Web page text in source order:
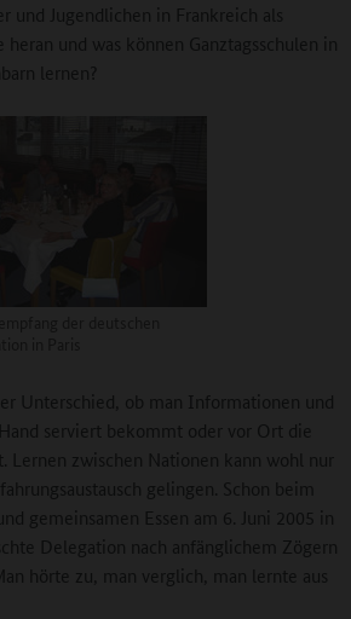
und Jugendlichen in Frankreich als
heran und was können Ganztagsschulen in
lernen?
Unterschied, ob man Informationen und
serviert bekommt oder vor Ort die
Lernen zwischen Nationen kann wohl nur
gelingen. Schon beim
gemeinsamen Essen am 6. Juni 2005 in
Delegation nach anfänglichem Zögern
hörte zu, man verglich, man lernte aus